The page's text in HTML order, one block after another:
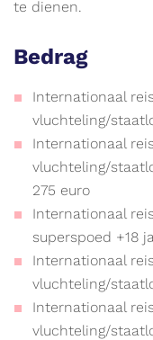
te dienen.
Bedrag
Internationaal
vluchteling/
Internationaal
vluchteling/
275 euro
Internationaal
superspoed +18
Internationaal
vluchteling/
Internationaal
vluchteling/